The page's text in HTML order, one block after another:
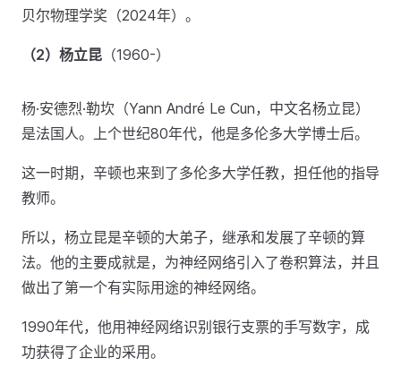
贝尔物理学奖（2024年）。
（2）杨立昆 （1960-）
杨·安德烈·勒坎（Yann André Le Cun，中文名杨立昆）
是法国人。上个世纪80年代，他是多伦多大学博士后。
这一时期，辛顿也来到了多伦多大学任教，担任他的指导
教师。
所以，杨立昆是辛顿的大弟子，继承和发展了辛顿的算
法。他的主要成就是，为神经网络引入了卷积算法，并且
做出了第一个有实际用途的神经网络。
1990年代，他用神经网络识别银行支票的手写数字，成
功获得了企业的采用。